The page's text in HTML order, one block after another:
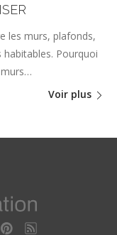
les murs, plafonds,
habitables. Pourquoi
Voir plus